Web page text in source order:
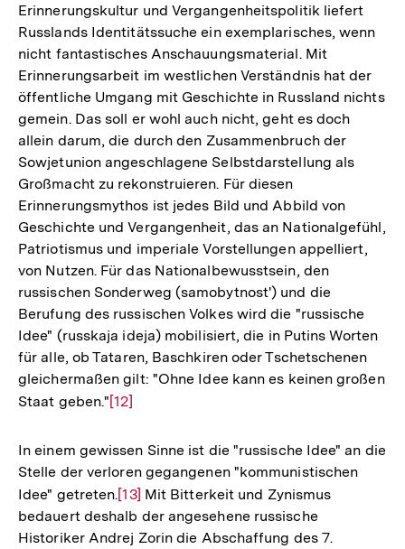
Erinnerungskultur und Vergangenheitspolitik liefert
Russlands Identitätssuche ein exemplarisches, wenn
nicht fantastisches Anschauungsmaterial. Mit
Erinnerungsarbeit im westlichen Verständnis hat der
öffentliche Umgang mit Geschichte in Russland nichts
gemein. Das soll er wohl auch nicht, geht es doch
allein darum, die durch den Zusammenbruch der
Sowjetunion angeschlagene Selbstdarstellung als
Großmacht zu rekonstruieren. Für diesen
Erinnerungsmythos ist jedes Bild und Abbild von
Geschichte und Vergangenheit, das an Nationalgefühl,
Patriotismus und imperiale Vorstellungen appelliert,
von Nutzen. Für das Nationalbewusstsein, den
russischen Sonderweg (samobytnost') und die
Berufung des russischen Volkes wird die "russische
Idee" (russkaja ideja) mobilisiert, die in Putins Worten
für alle, ob Tataren, Baschkiren oder Tschetschenen
gleichermaßen gilt: "Ohne Idee kann es keinen großen
Staat geben."Zur
der
Fußnote
[12]
In einem gewissen Sinne ist die "russische Idee" an die
Stelle der verloren gegangenen "kommunistischen
Idee" getreten.Zur
Auflösung
der
[13] Mit Bitterkeit und Zynismus
bedauert deshalb der angesehene russische
Historiker Andrej Zorin die Abschaffung des 7.